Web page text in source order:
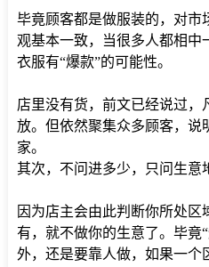
毕竟顾客都是做服装的，对市
观基本一致，当很多人都相中
衣服有“爆款”的可能性。
店里没有货，前文已经说过，
放。但依然聚集众多顾客，说
家。
其次，不问进多少，只问生意
因为店主会由此判断你所处
有，就不做你的生意了。毕竟
外，还是要靠人做，如果一个